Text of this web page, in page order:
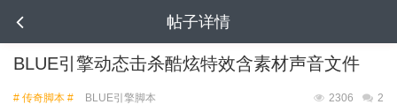
帖子详情
BLUE引擎动态击杀酷炫特效含素材声音文件
# 传奇脚本 # BLUE引擎脚本 2
2306